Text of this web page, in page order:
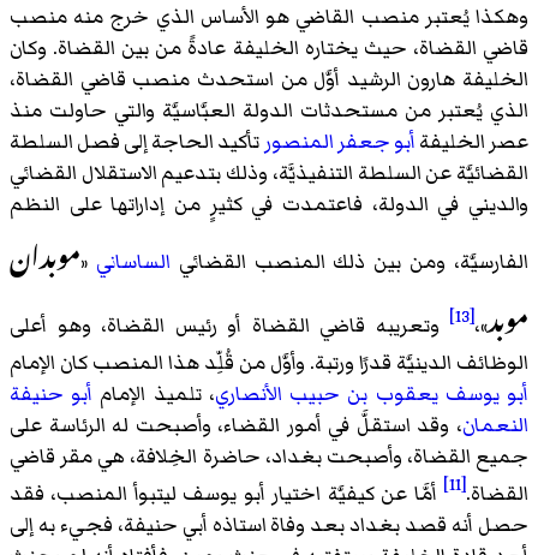
وهكذا يُعتبر منصب القاضي هو الأساس الذي خرج منه منصب
قاضي القضاة، حيث يختاره الخليفة عادةً من بين القضاة. وكان
الخليفة هارون الرشيد أوَّل من استحدث منصب قاضي القضاة،
الذي يُعتبر من مستحدثات الدولة العبَّاسيَّة والتي حاولت منذ
عصر الخليفةأبو جعفر المنصورتأكيد الحاجة إلى فصل السلطة
القضائيَّة عن السلطة التنفيذيَّة، وذلك بتدعيم الاستقلال القضائي
والديني في الدولة، فاعتمدت في كثيرٍ من إداراتها على النظم
الفارسيَّة، ومن بين ذلك المنصب القضائي الساساني «موبدان
موبد»،[13]
وتعريبه قاضي القضاة أو رئيس القضاة، وهو أعلى
الوظائف الدينيَّة قدرًا ورتبة. وأوَّل من قُلِّد هذا المنصب كان الإمام
أبو يوسف يعقوب بن حبيب الأنصاري، تلميذ الإمام أبو حنيفة
النعمان، وقد استقلَّ في أمور القضاء، وأصبحت له الرئاسة على
جميع القضاة، وأصبحت بغداد، حاضرة الخِلافة، هي مقر قاضي
القضاة.[11]
أمَّا عن كيفيَّة اختيار أبو يوسف ليتبوأ المنصب، فقد
حصل أنه قصد بغداد بعد وفاة استاذه أبي حنيفة، فجيء به إلى